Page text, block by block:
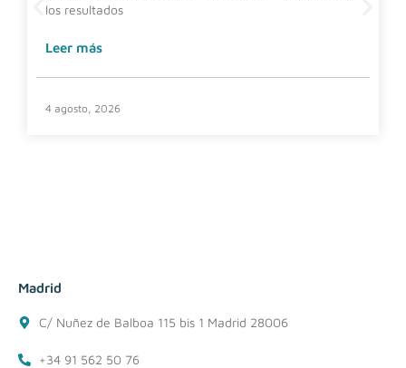
los resultados
Leer más
4 agosto, 2026
Madrid
C/ Nuñez de Balboa 115 bis 1 Madrid 28006
+34 91 562 50 76